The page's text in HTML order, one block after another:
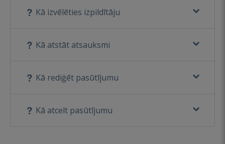
Kā izvēlēties izpildītāju
Kā atstāt atsauksmi
Kā rediģēt pasūtījumu
Kā atcelt pasūtījumu